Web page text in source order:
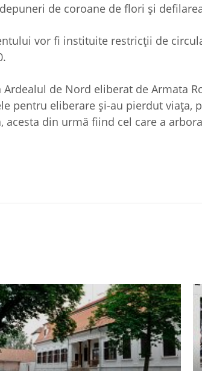
de coroane de flori şi
vor fi instituite restricţii de
de Nord eliberat de Armata
pentru eliberare şi-au pierdut viaţa,
acesta din urmă fiind cel care a